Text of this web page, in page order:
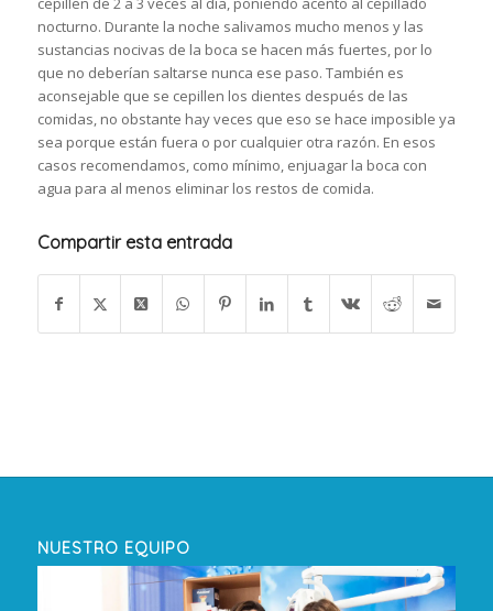
nocturno. Durante la noche salivamos mucho menos y las
sustancias nocivas de la boca se hacen más fuertes, por lo
que no deberían saltarse nunca ese paso. También es
aconsejable que se cepillen los dientes después de las
comidas, no obstante hay veces que eso se hace imposible ya
sea porque están fuera o por cualquier otra razón. En esos
casos recomendamos, como mínimo, enjuagar la boca con
agua para al menos eliminar los restos de comida.
Compartir esta entrada
NUESTRO EQUIPO